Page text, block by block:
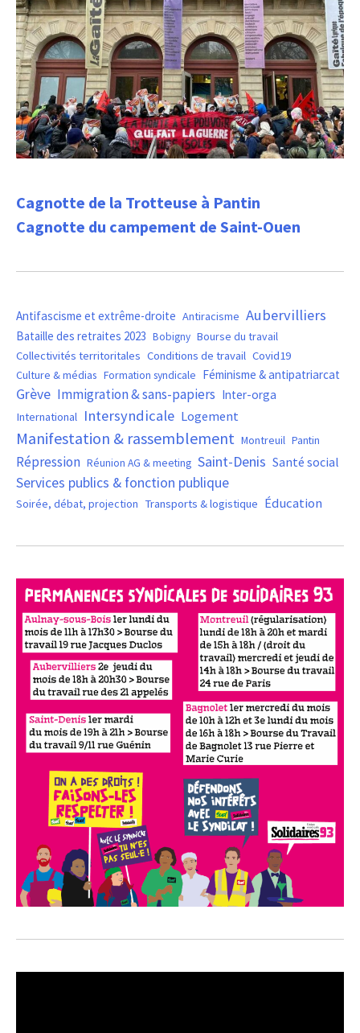
Cagnotte de la Trotteuse à Pantin
Cagnotte du campement de Saint-Ouen
Antifascisme et extrême-droite Antiracisme Aubervilliers
Bataille des retraites 2023 Bobigny Bourse du travail
Collectivités territoritales Conditions de travail Covid19
Culture & médias Formation syndicale Féminisme & antipatriarcat
Grève Immigration & sans-papiers Inter-orga
International Intersyndicale Logement
Manifestation & rassemblement Montreuil Pantin
Répression Réunion AG & meeting Saint-Denis Santé social
Services publics & fonction publique
Soirée, débat, projection Transports & logistique Éducation